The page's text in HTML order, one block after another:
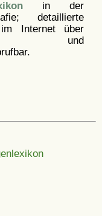
in der
detaillierte
Internet über